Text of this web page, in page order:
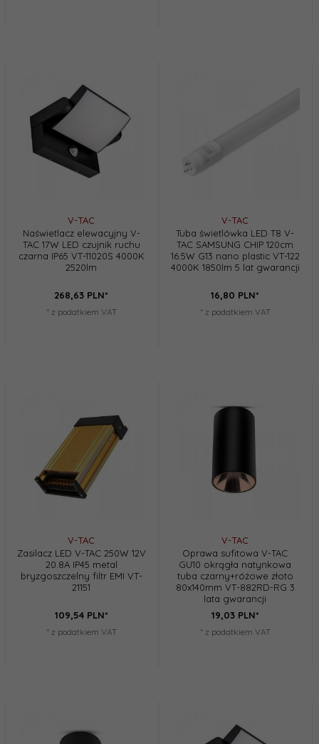
V-TAC
Naświetlacz elewacyjny V-
TAC 17W LED czujnik ruchu
czarna IP65 VT-11020S 4000K
2520lm
268,63 PLN*
* z podatkiem VAT
V-TAC
Tuba świetlówka LED T8 V-
TAC SAMSUNG CHIP 120cm
16.5W G13 nano plastic VT-122
4000K 1850lm 5 lat gwarancji
16,80 PLN*
* z podatkiem VAT
V-TAC
Zasilacz LED V-TAC 250W 12V
20.8A IP45 metal
bryzgoszczelny filtr EMI VT-
21151
109,54 PLN*
* z podatkiem VAT
V-TAC
Oprawa sufitowa V-TAC
GU10 okrągła natynkowa
tuba czarny+różowe złoto
80x140mm VT-882RD-RG 3
lata gwarancji
19,03 PLN*
* z podatkiem VAT